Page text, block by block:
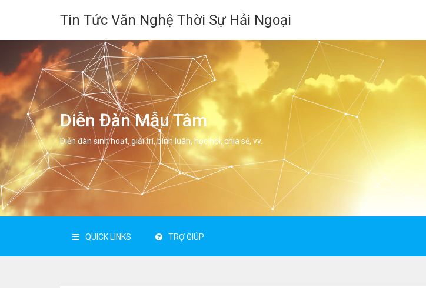
Tin Tức Văn Nghệ Thời Sự Hải Ngoại
Diễn Đàn Mẫu Tâm
Diễn đàn sinh hoạt, giải trí, bình luân, học hỏi, chia sẻ, vv.
QUICK LINKS TRỢ GIÚP